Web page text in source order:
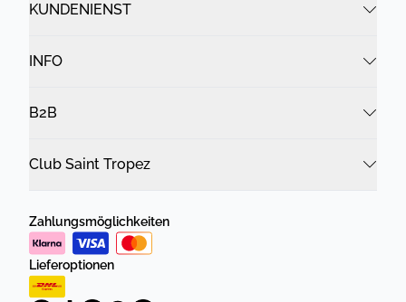
KUNDENIENST
INFO
B2B
Club Saint Tropez
Zahlungsmöglichkeiten
Lieferoptionen